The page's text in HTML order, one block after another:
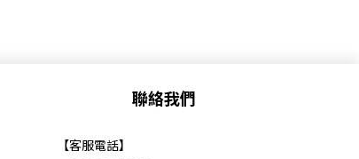
聯絡我們
【客服電話】